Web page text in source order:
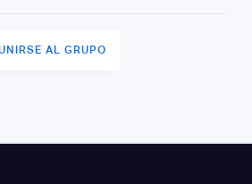
AL GRUPO